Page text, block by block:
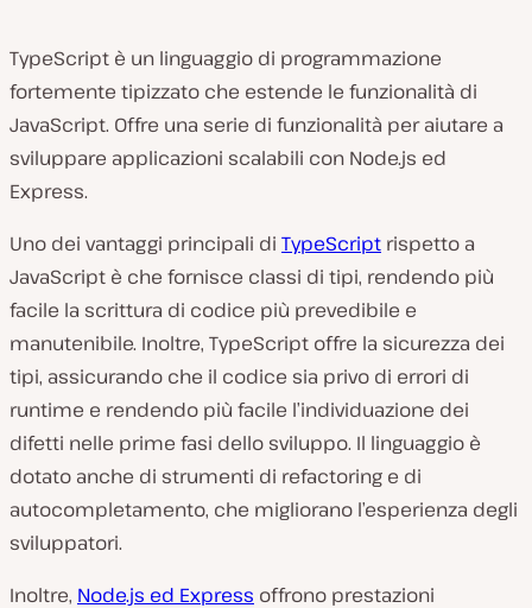
TypeScript è un linguaggio di programmazione
fortemente tipizzato che estende le funzionalità di
JavaScript. Offre una serie di funzionalità per aiutare a
sviluppare applicazioni scalabili con Node.js ed
Express.
Uno dei vantaggi principali di TypeScript rispetto a
JavaScript è che fornisce classi di tipi, rendendo più
facile la scrittura di codice più prevedibile e
manutenibile. Inoltre, TypeScript offre la sicurezza dei
tipi, assicurando che il codice sia privo di errori di
runtime e rendendo più facile l’individuazione dei
difetti nelle prime fasi dello sviluppo. Il linguaggio è
dotato anche di strumenti di refactoring e di
autocompletamento, che migliorano l’esperienza degli
sviluppatori.
Inoltre, Node.js ed Express offrono prestazioni